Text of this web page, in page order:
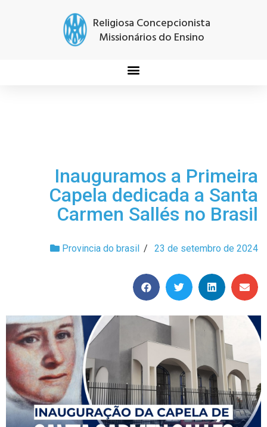
Religiosa Concepcionista
Missionários do Ensino
Inauguramos a Primeira
Capela dedicada a Santa
Carmen Sallés no Brasil
Provincia do brasil / 23 de setembro de 2024